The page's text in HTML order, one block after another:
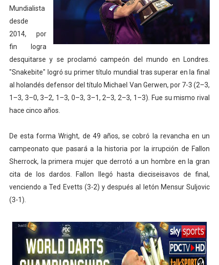
Athletes Unlimited Softball League 2026 - Las Utah
Mundial de piragüismo slalom 2026 (Oklahoma City,
Tour de Francia masculino 2026 - Tadej Pogacar
Mundial de Fórmula 1 2026 - Lando Norris consigue
Campeonato de Europa de high diving 2026 (París,
Mundialista
desde
2014, por
fin logra
desquitarse y se proclamó campeón del mundo en Londres.
"Snakebite" logró su primer título mundial tras superar en la final
al holandés defensor del título Michael Van Gerwen, por 7-3 (2–3,
1–3, 3–0, 3–2, 1–3, 0–3, 3–1, 2–3, 2–3, 1–3). Fue su mismo rival
hace cinco años.
De esta forma Wright, de 49 años, se cobró la revancha en un
campeonato que pasará a la historia por la irrupción de Fallon
Sherrock, la primera mujer que derrotó a un hombre en la gran
cita de los dardos. Fallon llegó hasta dieciseisavos de final,
venciendo a Ted Evetts (3-2) y después al letón Mensur Suljovic
(3-1).